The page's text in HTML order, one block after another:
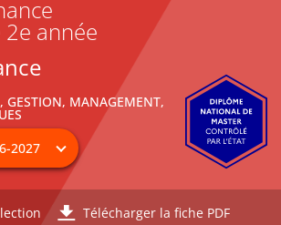
année
GESTION, MANAGEMENT,
Télécharger la fiche PDF